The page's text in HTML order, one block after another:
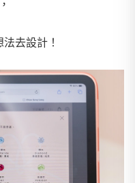
去設計！